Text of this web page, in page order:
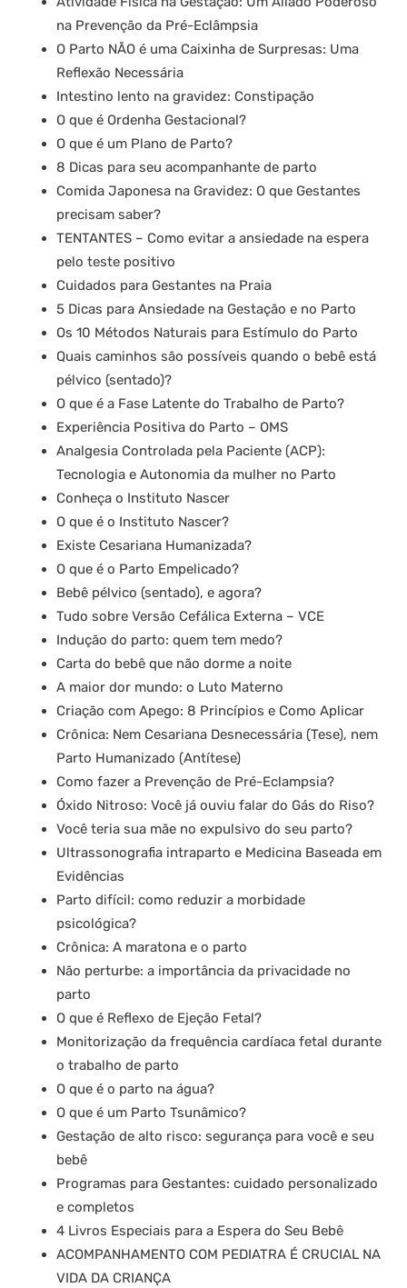
na Prevenção da Pré-Eclâmpsia
O Parto NÃO é uma Caixinha de Surpresas: Uma
Reflexão Necessária
Intestino lento na gravidez: Constipação
O que é Ordenha Gestacional?
O que é um Plano de Parto?
8 Dicas para seu acompanhante de parto
Comida Japonesa na Gravidez: O que Gestantes
precisam saber?
TENTANTES – Como evitar a ansiedade na espera
pelo teste positivo
Cuidados para Gestantes na Praia
5 Dicas para Ansiedade na Gestação e no Parto
Os 10 Métodos Naturais para Estímulo do Parto
Quais caminhos são possíveis quando o bebê está
pélvico (sentado)?
O que é a Fase Latente do Trabalho de Parto?
Experiência Positiva do Parto – OMS
Analgesia Controlada pela Paciente (ACP):
Tecnologia e Autonomia da mulher no Parto
Conheça o Instituto Nascer
O que é o Instituto Nascer?
Existe Cesariana Humanizada?
O que é o Parto Empelicado?
Bebê pélvico (sentado), e agora?
Tudo sobre Versão Cefálica Externa – VCE
Indução do parto: quem tem medo?
Carta do bebê que não dorme a noite
A maior dor mundo: o Luto Materno
Criação com Apego: 8 Princípios e Como Aplicar
Crônica: Nem Cesariana Desnecessária (Tese), nem
Parto Humanizado (Antítese)
Como fazer a Prevenção de Pré-Eclampsia?
Óxido Nitroso: Você já ouviu falar do Gás do Riso?
Você teria sua mãe no expulsivo do seu parto?
Ultrassonografia intraparto e Medicina Baseada em
Evidências
Parto difícil: como reduzir a morbidade
psicológica?
Crônica: A maratona e o parto
Não perturbe: a importância da privacidade no
parto
O que é Reflexo de Ejeção Fetal?
Monitorização da frequência cardíaca fetal durante
o trabalho de parto
O que é o parto na água?
O que é um Parto Tsunâmico?
Gestação de alto risco: segurança para você e seu
bebê
Programas para Gestantes: cuidado personalizado
e completos
4 Livros Especiais para a Espera do Seu Bebê
ACOMPANHAMENTO COM PEDIATRA É CRUCIAL NA
VIDA DA CRIANÇA